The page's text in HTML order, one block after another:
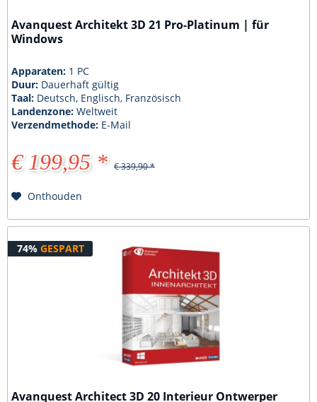
Avanquest Architekt 3D 21 Pro-Platinum | für
Windows
Apparaten: 1 PC
Duur: Dauerhaft gültig
Taal: Deutsch, Englisch, Französisch
Landenzone:Weltweit
Verzendmethode: E-Mail
€ 199,95 * € 339,90 *
Onthouden
74% GESPART
Avanquest Architect 3D 20 Interieur Ontwerper